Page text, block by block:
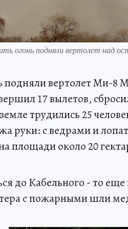
огонь подняли вертолет над
вертолет Ми-8
17 вылетов,
трудились 25
руки: с ведрами и
площади около 20
до Кабельного - то
с пожарными шли